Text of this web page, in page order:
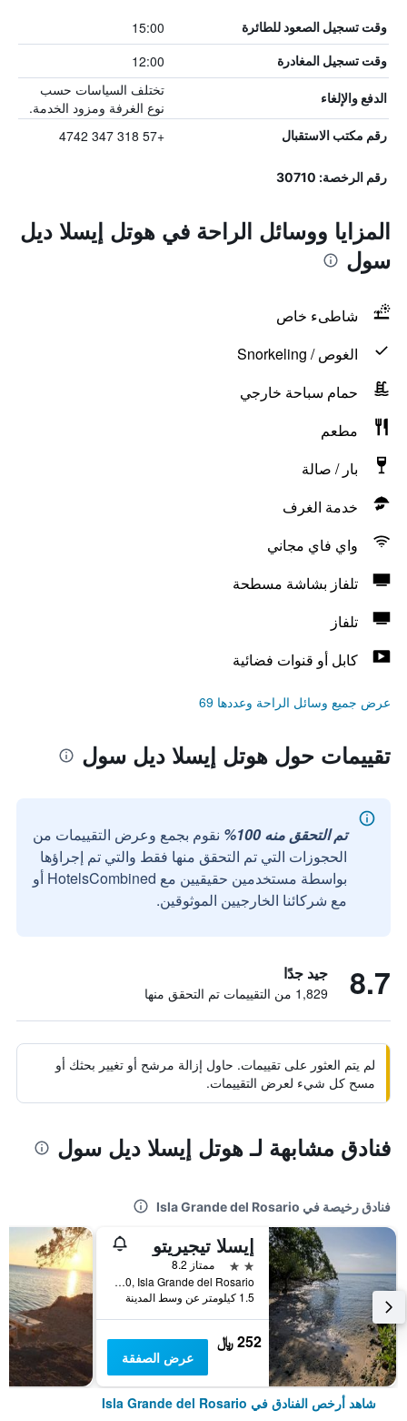
وقت تسجيل الصعود للطائرة 15:00
وقت تسجيل المغادرة 12:00
الدفع والإلغاء
تختلف السياسات حسب
نوع الغرفة ومزود الخدمة.
رقم مكتب الاستقبال +57 318 347 4742
رقم الرخصة: 30710
المزايا ووسائل الراحة في هوتل إيسلا ديل
سول
شاطىء خاص
الغوص / Snorkeling
حمام سباحة خارجي
مطعم
بار / صالة
خدمة الغرف
واي فاي مجاني
تلفاز بشاشة مسطحة
تلفاز
كابل أو قنوات فضائية
عرض جميع وسائل الراحة وعددها 69
تقييمات حول هوتل إيسلا ديل سول
تم التحقق منه 100%
نقوم بجمع وعرض التقييمات من
الحجوزات التي تم التحقق منها فقط والتي تم إجراؤها
بواسطة مستخدمين حقيقيين مع HotelsCombined أو
مع شركائنا الخارجيين الموثوقين.
8.7 جيد جدًا
1,829 من التقييمات تم التحقق منها
لم يتم العثور على تقييمات. حاول إزالة مرشح أو تغيير بحثك أو
مسح كل شيء لعرض التقييمات.
فنادق مشابهة لـ هوتل إيسلا ديل سول
فنادق رخيصة في Isla Grande del Rosario
إيسلا تيجيريتو
2 نجمتين
ممتاز 8.2
Isla Marina 00, Isla Grande del Rosario, كولومبيا
1.5 كيلومتر عن وسط المدينة
252 ﷼
عرض الصفقة
شاهد أرخص الفنادق في Isla Grande del Rosario